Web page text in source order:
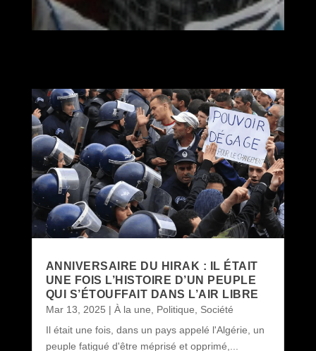
ANNIVERSAIRE DU HIRAK : IL ÉTAIT
UNE FOIS L’HISTOIRE D’UN PEUPLE
QUI S’ÉTOUFFAIT DANS L’AIR LIBRE
Mar 13, 2025 | À la une, Politique, Société
Il était une fois, dans un pays appelé l'Algérie, un
peuple fatigué d'être méprisé et opprimé,...